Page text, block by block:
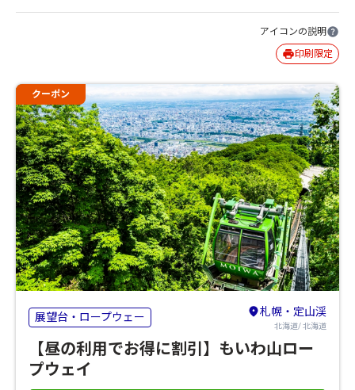
アイコンの説明
印刷限定
クーポン
展望台・ロープウェー 札幌・定山渓
北海道/ 北海道
【昼の利用でお得に割引】もいわ山ロー
プウェイ